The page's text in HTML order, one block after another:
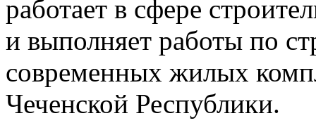
работает в сфере
и выполняет работы по
современных жилых
Чеченской Республики.